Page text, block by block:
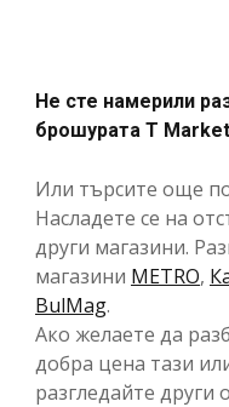
Не сте намерили
брошурата T
Или търсите още
Насладете се на
други магазини.
магазини METRO,
BulMag.
Ако желаете да
добра цена тази
разгледайте други